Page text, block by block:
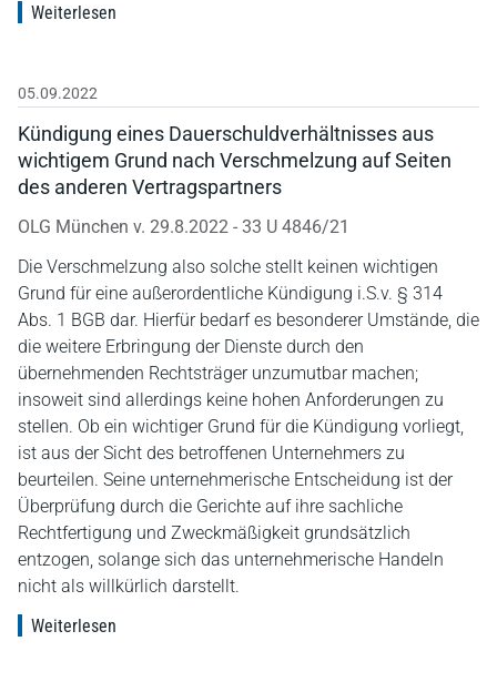
Weiterlesen
05.09.2022
Kündigung eines Dauerschuldverhältnisses aus
wichtigem Grund nach Verschmelzung auf Seiten
des anderen Vertragspartners
OLG München v. 29.8.2022 - 33 U 4846/21
Die Verschmelzung also solche stellt keinen wichtigen
Grund für eine außerordentliche Kündigung i.S.v. § 314
Abs. 1 BGB dar. Hierfür bedarf es besonderer Umstände, die
die weitere Erbringung der Dienste durch den
übernehmenden Rechtsträger unzumutbar machen;
insoweit sind allerdings keine hohen Anforderungen zu
stellen. Ob ein wichtiger Grund für die Kündigung vorliegt,
ist aus der Sicht des betroffenen Unternehmers zu
beurteilen. Seine unternehmerische Entscheidung ist der
Überprüfung durch die Gerichte auf ihre sachliche
Rechtfertigung und Zweckmäßigkeit grundsätzlich
entzogen, solange sich das unternehmerische Handeln
nicht als willkürlich darstellt.
Weiterlesen